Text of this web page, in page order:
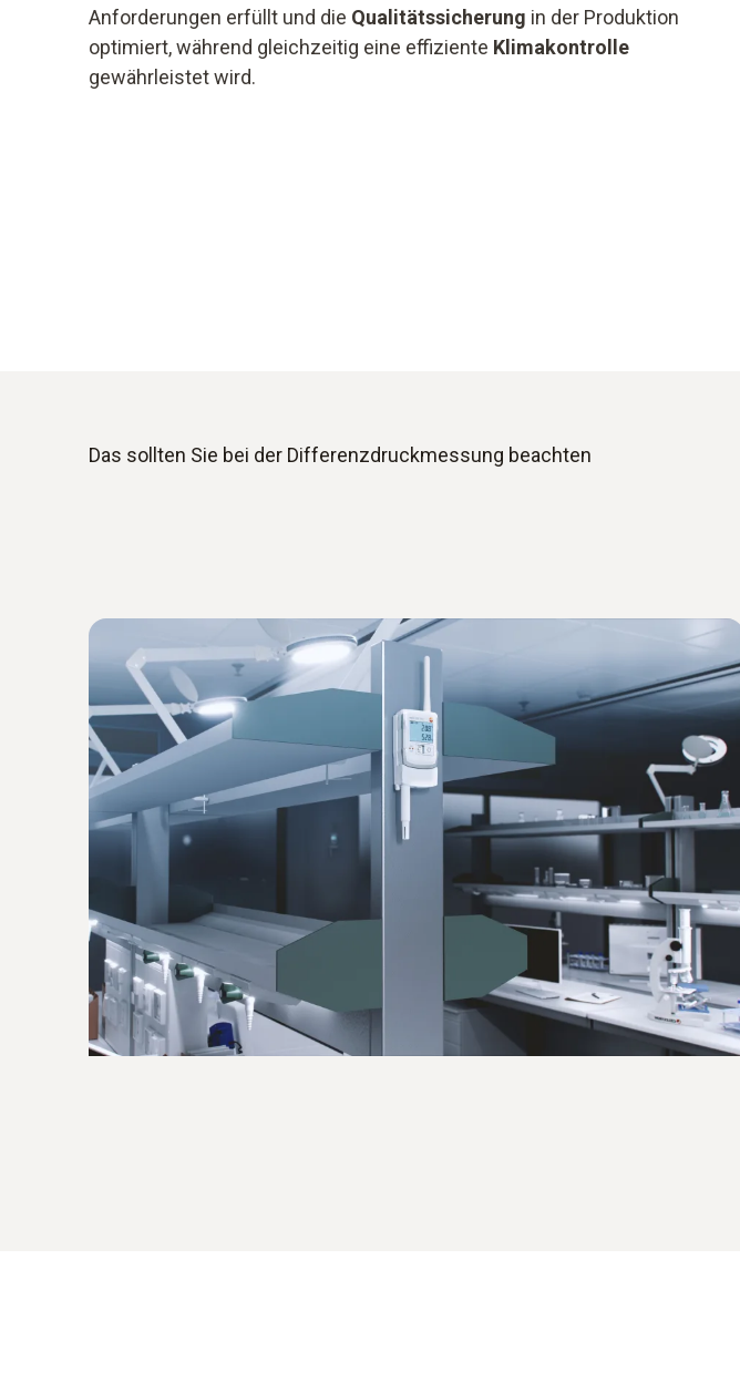
Anforderungen erfüllt und die Qualitätssicherung in der Produktion
optimiert, während gleichzeitig eine effiziente Klimakontrolle
gewährleistet wird.
Das sollten Sie bei der Differenzdruckmessung beachten